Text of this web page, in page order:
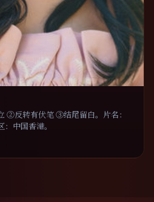
②反转有伏笔 ③结尾留白。片名：
中国香港。